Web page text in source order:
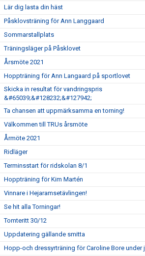
Lär dig lasta din häst
Påsklovsträning för Ann Langgaard
Sommarstallplats
Träningsläger på Påsklovet
Årsmöte 2021
Hoppträning för Ann Langaard på sportlovet
Skicka in resultat för vandringspris
&#65039;&#128232;&#127942;
Ta chansen att uppmärksamma en torning!
Välkommen till TRUs årsmöte
Årmöte 2021
Ridläger
Terminsstart för ridskolan 8/1
Hoppträning för Kim Martén
Vinnare i Hejaramsetävlingen!
Se hit alla Torningar!
Tomteritt 30/12
Uppdatering gällande smitta
Hopp-och dressyrträning för Caroline Bore under